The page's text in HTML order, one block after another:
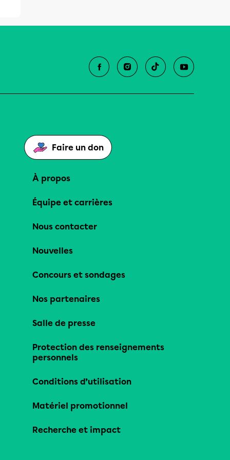
Faire un don
À propos
Équipe et carrières
Nous contacter
Nouvelles
Concours et sondages
Nos partenaires
Salle de presse
Protection des renseignements
personnels
Conditions d’utilisation
Matériel promotionnel
Recherche et impact